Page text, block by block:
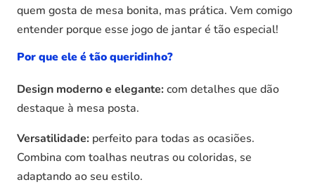
quem gosta de mesa bonita, mas prática. Vem comigo
entender porque esse jogo de jantar é tão especial!
Por que ele é tão queridinho?
Design moderno e elegante:com detalhes que dão
destaque à mesa posta.
Versatilidade: perfeito para todas as ocasiões.
Combina com toalhas neutras ou coloridas, se
adaptando ao seu estilo.